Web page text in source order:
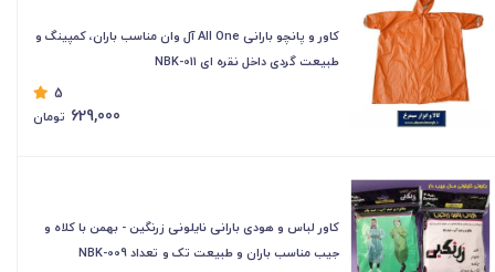
کاور و پانچو بارانی All One آل وان مناسب باران، کمپینگ و
طبیعت گردی داخل نقره ای NBK-011
5
629,000 تومان
کاور لباس و هودی بارانی نایلونی زرنگین - بهمن با کلاه و
جیب مناسب باران و طبیعت تک و تعداد NBK-009